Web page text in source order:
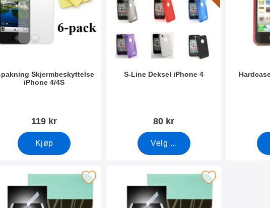
pakning Skjermbeskyttelse
iPhone 4/4S
119 kr
Kjøp
S-Line Deksel iPhone 4
80 kr
Velg ...
skjermbeskyttelse av glass iPhone 4/4S som favoritt
Merk skjermbeskyttelse av glass Front & Back